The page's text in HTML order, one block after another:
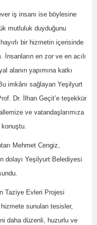
iş insanı ise böylesine
mutluluk duyduğunu
bir hizmetin içerisinde
İnsanların en zor ve en acılı
alanın yapımına katkı
imkânı sağlayan Yeşilyurt
Dr. İlhan Geçit’e teşekkür
ve vatandaşlarımıza
konuştu.
Mehmet Cengiz,
dolayı Yeşilyurt Belediyesi
Taziye Evleri Projesi
sunulan tesisler,
daha düzenli, huzurlu ve